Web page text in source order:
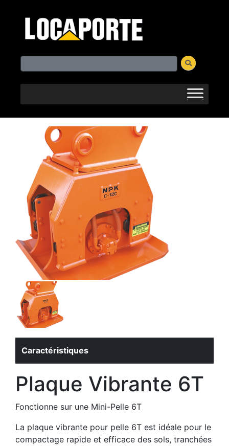
Caractéristiques
Plaque Vibrante 6T
Fonctionne sur une Mini-Pelle 6T
La plaque vibrante pour pelle 6T est idéale pour le
compactage rapide et efficace des sols, tranchées